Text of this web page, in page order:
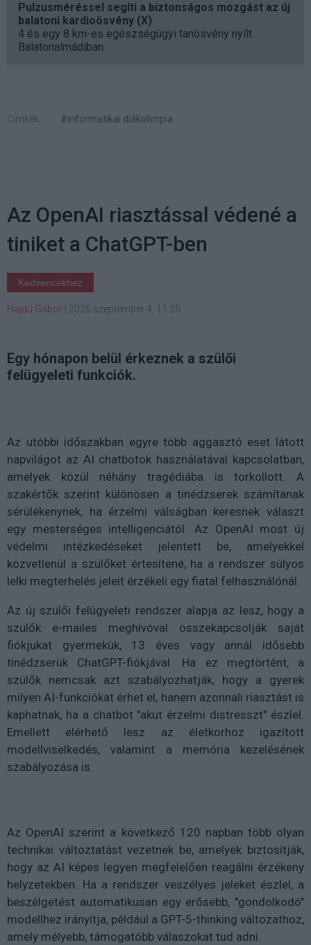
Pulzusméréssel segíti a biztonságos mozgást az új
balatoni kardioösvény (X)
4 és egy 8 km-es egészségügyi tanösvény nyílt
Balatonalmádiban.
Címkék: #informatikai diákolimpia
Az OpenAI riasztással védené a
tiniket a ChatGPT-ben
Kedvencekhez
Hajdú Gábor 2025 szeptember 4. 11:35
Egy hónapon belül érkeznek a szülői
felügyeleti funkciók.
Az utóbbi időszakban egyre több aggasztó eset látott
napvilágot az AI chatbotok használatával kapcsolatban,
amelyek közül néhány tragédiába is torkollott. A
szakértők szerint különösen a tinédzserek számítanak
sérülékenynek, ha érzelmi válságban keresnek választ
egy mesterséges intelligenciától. Az OpenAI most új
védelmi intézkedéseket jelentett be, amelyekkel
közvetlenül a szülőket értesítené, ha a rendszer súlyos
lelki megterhelés jeleit érzékeli egy fiatal felhasználónál.
Az új szülői felügyeleti rendszer alapja az lesz, hogy a
szülők e-mailes meghívóval összekapcsolják saját
fiókjukat gyermekük, 13 éves vagy annál idősebb
tinédzserük ChatGPT-fiókjával. Ha ez megtörtént, a
szülők nemcsak azt szabályozhatják, hogy a gyerek
milyen AI-funkciókat érhet el, hanem azonnali riasztást is
kaphatnak, ha a chatbot "akut érzelmi distresszt" észlel.
Emellett elérhető lesz az életkorhoz igazított
modellviselkedés, valamint a memória kezelésének
szabályozása is.
Az OpenAI szerint a következő 120 napban több olyan
technikai változtatást vezetnek be, amelyek biztosítják,
hogy az AI képes legyen megfelelően reagálni érzékeny
helyzetekben. Ha a rendszer veszélyes jeleket észlel, a
beszélgetést automatikusan egy erősebb, "gondolkodó"
modellhez irányítja, például a GPT-5-thinking változathoz,
amely mélyebb, támogatóbb válaszokat tud adni.